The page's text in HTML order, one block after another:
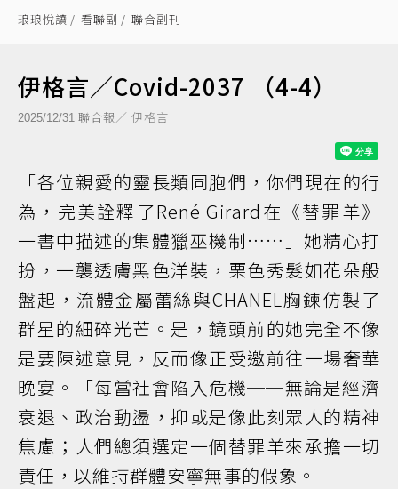
琅琅悅讀 看聯副 聯合副刊
伊格言／Covid-2037 （4-4）
2025/12/31 聯合報／ 伊格言
「各位親愛的靈長類同胞們，你們現在的行
為，完美詮釋了René Girard在《替罪羊》
一書中描述的集體獵巫機制……」她精心打
扮，一襲透膚黑色洋裝，栗色秀髮如花朵般
盤起，流體金屬蕾絲與CHANEL胸鍊仿製了
群星的細碎光芒。是，鏡頭前的她完全不像
是要陳述意見，反而像正受邀前往一場奢華
晚宴。「每當社會陷入危機──無論是經濟
衰退、政治動盪，抑或是像此刻眾人的精神
焦慮；人們總須選定一個替罪羊來承擔一切
責任，以維持群體安寧無事的假象。